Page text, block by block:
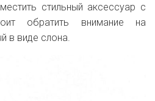
стильный аксессуар с
обратить внимание на
в виде слона.